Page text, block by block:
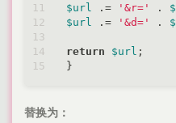
$url
.= '&r=' .
$url
.= '&d=' .
return $url ;
替换为：